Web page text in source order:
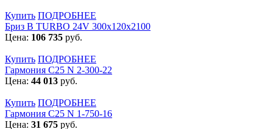
Купить ПОДРОБНЕЕ
Бриз В TURBO 24V 300х120х2100
Цена: 106 735 руб.
Купить ПОДРОБНЕЕ
Гармония С25 N 2-300-22
Цена: 44 013 руб.
Купить ПОДРОБНЕЕ
Гармония С25 N 1-750-16
Цена: 31 675 руб.